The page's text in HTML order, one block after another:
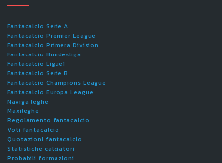
Fantacalcio Serie A
Fantacalcio Premier League
Fantacalcio Primera Division
Fantacalcio Bundesliga
Fantacalcio Ligue1
Fantacalcio Serie B
Fantacalcio Champions League
Fantacalcio Europa League
Naviga leghe
Maxileghe
Regolamento fantacalcio
Voti fantacalcio
Quotazioni fantacalcio
Statistiche calciatori
Probabili formazioni